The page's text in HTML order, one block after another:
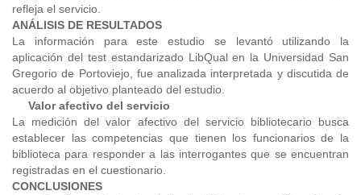
refleja el servicio.
ANÁLISIS DE RESULTADOS
La información para este estudio se levantó utilizando la
aplicación del test estandarizado LibQual en la Universidad San
Gregorio de Portoviejo, fue analizada interpretada y discutida de
acuerdo al objetivo planteado del estudio.
Valor afectivo del servicio
La medición del valor afectivo del servicio bibliotecario busca
establecer las competencias que tienen los funcionarios de la
biblioteca para responder a las interrogantes que se encuentran
registradas en el cuestionario.
CONCLUSIONES